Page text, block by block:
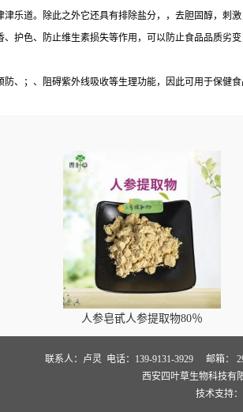
乐道。除此之外它还具有排除盐分，，去胆固醇，刺
护色、防止维生素损失等作用，可以防止食品品质
、；、阻碍紫外线吸收等生理功能，因此可用于保健
人参皂甙人参提取物80％
联系人：卢灵 电话：139-9131-3929 邮箱：
西安四叶草生物科技有
技术支持：